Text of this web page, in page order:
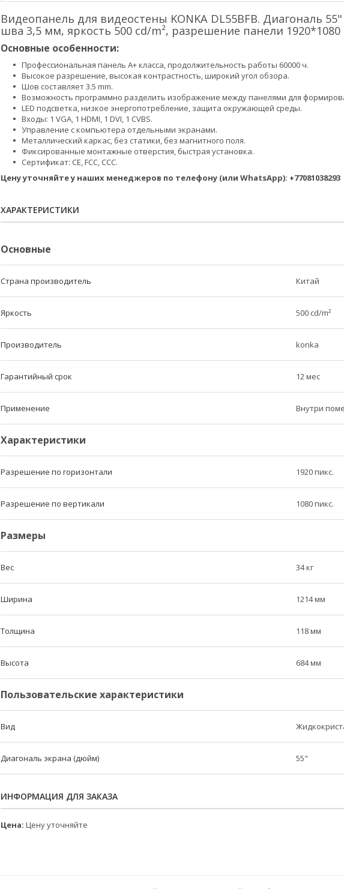
Видеопанель для видеостены KONKA DL55BFB. Диагональ
шва 3,5 мм, яркость 500 cd/m², разрешение панели 1920*1080
Основные особенности:
Профессиональная панель А+ класса, продолжительность работы 60000 ч.
Высокое разрешение, высокая контрастность, широкий угол обзора.
Шов составляет 3.5 mm.
Возможность программно разделить изображение между панелями для
LED подсветка, низкое энергопотребление, защита окружающей среды.
Входы: 1 VGA, 1 HDMI, 1 DVI, 1 CVBS.
Управление с компьютера отдельными экранами.
Металлический каркас, без статики, без магнитного поля.
Фиксированные монтажные отверстия, быстрая установка.
Сертификат: CE, FCC, CCC.
Цену уточняйте у наших менеджеров по телефону (или WhatsApp): +77081038293
ХАРАКТЕРИСТИКИ
Основные
Страна производитель Китай
Яркость 500 cd/m²
Производитель konka
Гарантийный срок 12 мес
Применение Внутри
Характеристики
Разрешение по горизонтали 1920 пикс.
Разрешение по вертикали 1080 пикс.
Размеры
Вес 34 кг
Ширина 1214 мм
Толщина 118 мм
Высота 684 мм
Пользовательские характеристики
Вид
Диагональ экрана (дюйм) 55"
ИНФОРМАЦИЯ ДЛЯ ЗАКАЗА
Цена: Цену уточняйте